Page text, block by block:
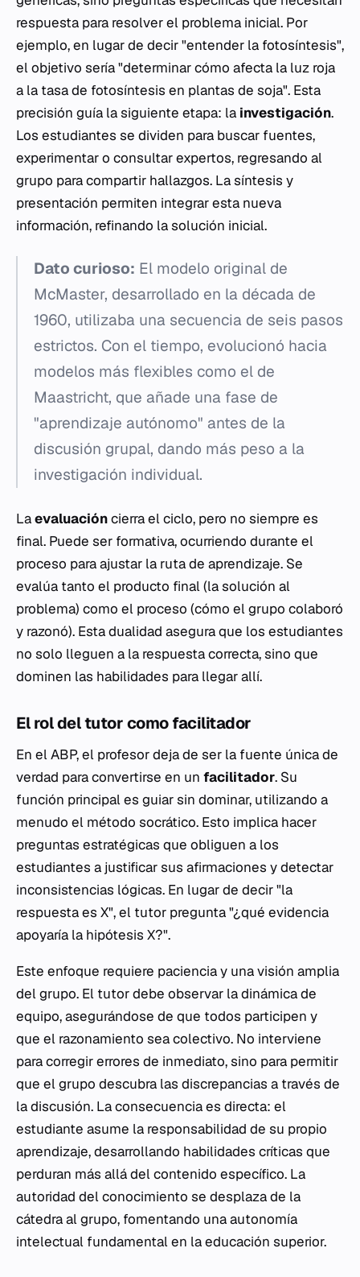
respuesta para resolver el problema inicial. Por
ejemplo, en lugar de decir "entender la fotosíntesis",
el objetivo sería "determinar cómo afecta la luz roja
a la tasa de fotosíntesis en plantas de soja". Esta
precisión guía la siguiente etapa: la investigación.
Los estudiantes se dividen para buscar fuentes,
experimentar o consultar expertos, regresando al
grupo para compartir hallazgos. La síntesis y
presentación permiten integrar esta nueva
información, refinando la solución inicial.
Dato curioso: El modelo original de
McMaster, desarrollado en la década de
1960, utilizaba una secuencia de seis pasos
estrictos. Con el tiempo, evolucionó hacia
modelos más flexibles como el de
Maastricht, que añade una fase de
"aprendizaje autónomo" antes de la
discusión grupal, dando más peso a la
investigación individual.
Laevaluacióncierra el ciclo, pero no siempre es
final. Puede ser formativa, ocurriendo durante el
proceso para ajustar la ruta de aprendizaje. Se
evalúa tanto el producto final (la solución al
problema) como el proceso (cómo el grupo colaboró
y razonó). Esta dualidad asegura que los estudiantes
no solo lleguen a la respuesta correcta, sino que
dominen las habilidades para llegar allí.
El rol del tutor como facilitador
En el ABP, el profesor deja de ser la fuente única de
verdad para convertirse en un facilitador. Su
función principal es guiar sin dominar, utilizando a
menudo el método socrático. Esto implica hacer
preguntas estratégicas que obliguen a los
estudiantes a justificar sus afirmaciones y detectar
inconsistencias lógicas. En lugar de decir "la
respuesta es X", el tutor pregunta "¿qué evidencia
apoyaría la hipótesis X?".
Este enfoque requiere paciencia y una visión amplia
del grupo. El tutor debe observar la dinámica de
equipo, asegurándose de que todos participen y
que el razonamiento sea colectivo. No interviene
para corregir errores de inmediato, sino para permitir
que el grupo descubra las discrepancias a través de
la discusión. La consecuencia es directa: el
estudiante asume la responsabilidad de su propio
aprendizaje, desarrollando habilidades críticas que
perduran más allá del contenido específico. La
autoridad del conocimiento se desplaza de la
cátedra al grupo, fomentando una autonomía
intelectual fundamental en la educación superior.